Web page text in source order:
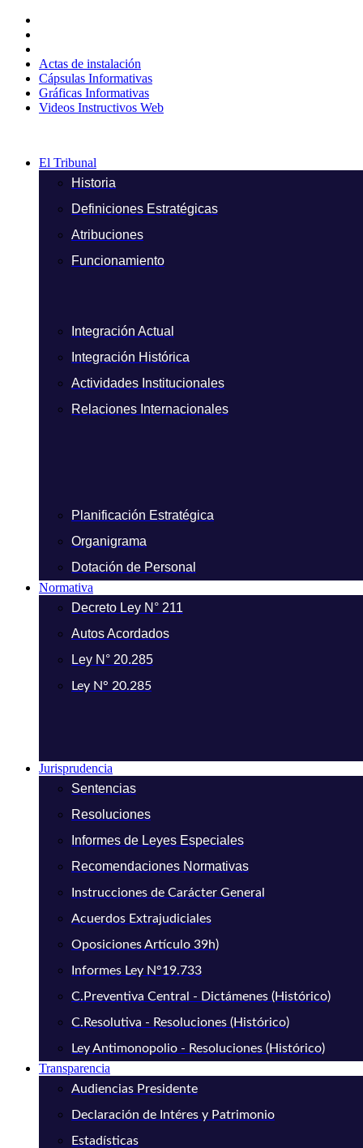
contenido
Actas de instalación
Cápsulas Informativas
Gráficas Informativas
Videos Instructivos Web
El Tribunal
Historia
Definiciones Estratégicas
Atribuciones
Funcionamiento
Integración Actual
Integración Histórica
Actividades Institucionales
Relaciones Internacionales
Planificación Estratégica
Organigrama
Dotación de Personal
Normativa
Decreto Ley N° 211
Autos Acordados
Ley N° 20.285
Ley N° 20.285
Jurisprudencia
Sentencias
Resoluciones
Informes de Leyes Especiales
Recomendaciones Normativas
Instrucciones de Carácter General
Acuerdos Extrajudiciales
Oposiciones Artículo 39h)
Informes Ley N°19.733
C.Preventiva Central - Dictámenes (Histórico)
C.Resolutiva - Resoluciones (Histórico)
Ley Antimonopolio - Resoluciones (Histórico)
Transparencia
Audiencias Presidente
Declaración de Intéres y Patrimonio
Estadísticas